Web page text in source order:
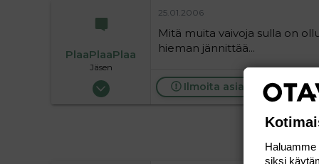
PlaaPlaaPlaa
Jäsen
04.10.2005
25.01.2006
Mitä muita vaivoja sulla on
hieman jännittää...
Ilmoita asiaton viesti
Haluamme
siksi